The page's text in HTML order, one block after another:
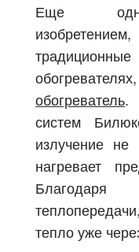
Еще
обогреватель.
систем
излучение не
нагревает
тепло уже